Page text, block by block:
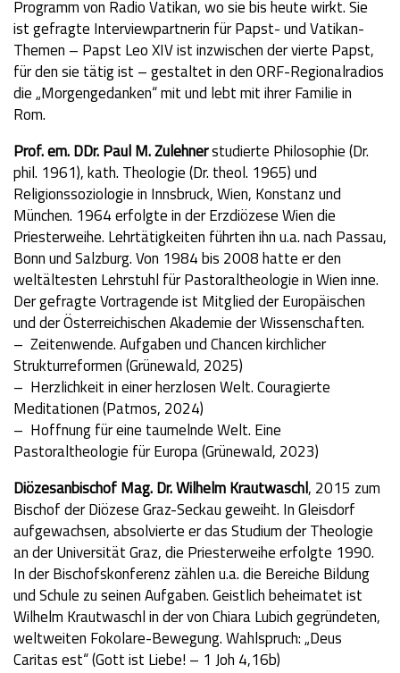
Programm von Radio Vatikan, wo sie bis heute wirkt. Sie
ist gefragte Interviewpartnerin für Papst- und Vatikan-
Themen – Papst Leo XIV ist inzwischen der vierte Papst,
für den sie tätig ist – gestaltet in den ORF-Regionalradios
die „Morgengedanken“ mit und lebt mit ihrer Familie in
Rom.
Prof. em. DDr. Paul M. Zulehnerstudierte Philosophie (Dr.
phil. 1961), kath. Theologie (Dr. theol. 1965) und
Religionssoziologie in Innsbruck, Wien, Konstanz und
München. 1964 erfolgte in der Erzdiözese Wien die
Priesterweihe. Lehrtätigkeiten führten ihn u.a. nach Passau,
Bonn und Salzburg. Von 1984 bis 2008 hatte er den
weltältesten Lehrstuhl für Pastoraltheologie in Wien inne.
Der gefragte Vortragende ist Mitglied der Europäischen
und der Österreichischen Akademie der Wissenschaften.
– Zeitenwende. Aufgaben und Chancen kirchlicher
Strukturreformen (Grünewald, 2025)
– Herzlichkeit in einer herzlosen Welt. Couragierte
Meditationen (Patmos, 2024)
– Hoffnung für eine taumelnde Welt. Eine
Pastoraltheologie für Europa (Grünewald, 2023)
Diözesanbischof Mag. Dr. Wilhelm Krautwaschl, 2015 zum
Bischof der Diözese Graz-Seckau geweiht. In Gleisdorf
aufgewachsen, absolvierte er das Studium der Theologie
an der Universität Graz, die Priesterweihe erfolgte 1990.
In der Bischofskonferenz zählen u.a. die Bereiche Bildung
und Schule zu seinen Aufgaben. Geistlich beheimatet ist
Wilhelm Krautwaschl in der von Chiara Lubich gegründeten,
weltweiten Fokolare-Bewegung. Wahlspruch: „Deus
Caritas est“ (Gott ist Liebe! – 1 Joh 4,16b)